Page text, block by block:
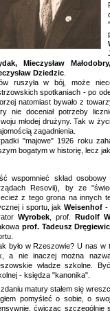
Mieczysław
Dziedzic
ruszyła w bój, może
spotkaniach - po
natomiast bywało z
nie doceniał potrzeby
młodej drużyny. Tak w
zagadnienia.
"majowe" 1926 roku
bogatym w historię, lecz
wspomnieć skład
Resovii), by ze
z tego grona na innych
i sportu, jakWeisenhof -
Wyrobek , prof. Rudolf
prof. Tadeusz
było w Rzeszowie? U nas w
a nie inaczej można
władze szkolne.
- księdza "kanonika".
matury stałem się
pomyśleć o sobie, o
ćwicząc szczególnie